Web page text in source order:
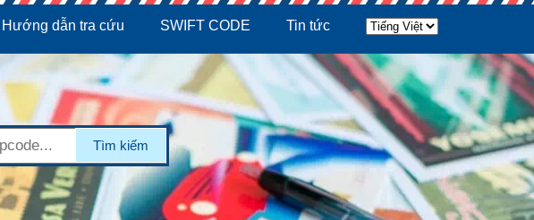
Hướng dẫn tra cứu SWIFT CODE Tin tức
Tìm kiếm